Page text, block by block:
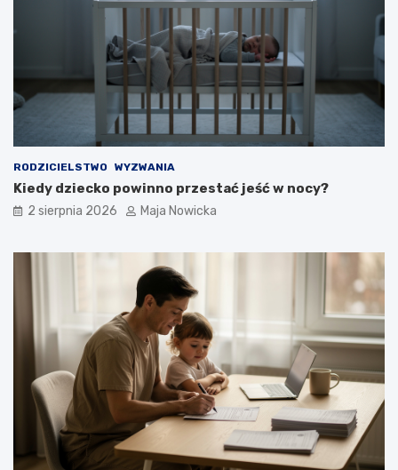
RODZICIELSTWO WYZWANIA
Kiedy dziecko powinno przestać jeść w nocy?
2 sierpnia 2026 Maja Nowicka